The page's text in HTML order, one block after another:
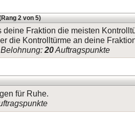
2 von 5)
deine Fraktion die meisten
die Kontrolltürme an deine
Belohnung: 20Auftragspunkte
für Ruhe.